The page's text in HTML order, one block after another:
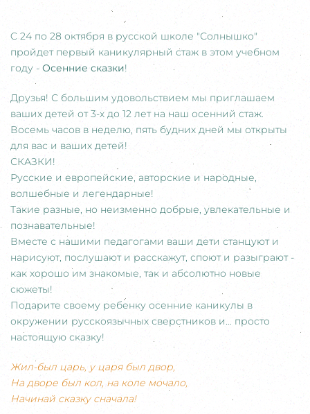
C 24 по 28 октября в русской школе "Солнышко"
пройдет первый каникулярный стаж в этом учебном
году - Осенние сказки!
Друзья! С большим удовольствием мы приглашаем
ваших детей от 3-х до 12 лет на наш осенний стаж.
Восемь часов в неделю, пять будних дней мы открыты
для вас и ваших детей!
СКАЗКИ!
Русские и европейские, авторские и народные,
волшебные и легендарные!
Такие разные, но неизменно добрые, увлекательные и
познавательные!
Вместе с нашими педагогами ваши дети станцуют и
нарисуют, послушают и расскажут, споют и разыграют -
как хорошо им знакомые, так и абсолютно новые
сюжеты!
Подарите своему ребенку осенние каникулы в
окружении русскоязычных сверстников и… просто
настоящую сказку!
Жил-был царь, у царя был двор,
На дворе был кол, на коле мочало,
Начинай сказку сначала!